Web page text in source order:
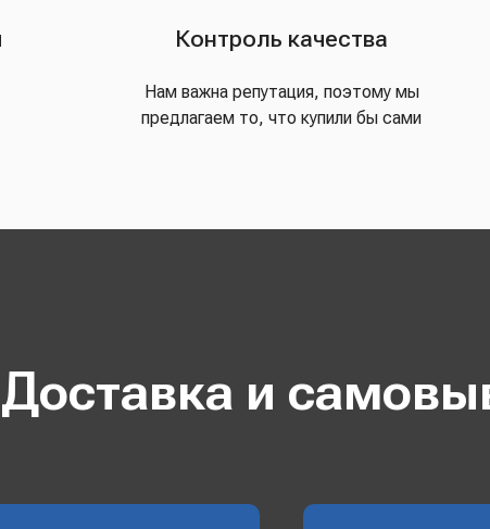
Контроль качества
Нам важна репутация, поэтому мы
предлагаем то, что купили бы сами
Доставка и